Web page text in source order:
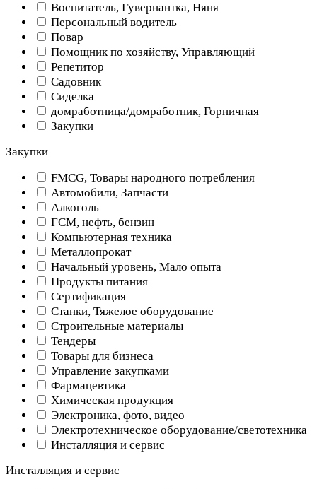
Воспитатель, Гувернантка, Няня
Персональный водитель
Повар
Помощник по хозяйству, Управляющий
Репетитор
Садовник
Сиделка
домработница/домработник, Горничная
Закупки
Закупки
FMCG, Товары народного потребления
Автомобили, Запчасти
Алкоголь
ГСМ, нефть, бензин
Компьютерная техника
Металлопрокат
Начальный уровень, Мало опыта
Продукты питания
Сертификация
Станки, Тяжелое оборудование
Строительные материалы
Тендеры
Товары для бизнеса
Управление закупками
Фармацевтика
Химическая продукция
Электроника, фото, видео
Электротехническое оборудование/светотехника
Инсталляция и сервис
Инсталляция и сервис